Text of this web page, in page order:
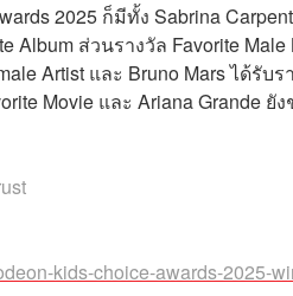
2025 ก็มีทั้ง Sabrina
Album ส่วนรางวัล Favorite
Artist และ Bruno Mars ได้รับร
Movie และ Ariana Grande ยั
kids-choice-awards-2025-